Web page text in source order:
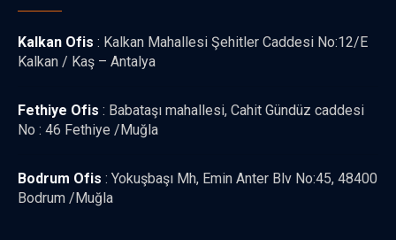
Kalkan Ofis : Kalkan Mahallesi Şehitler Caddesi No:12/E
Kalkan / Kaş – Antalya
Fethiye Ofis : Babataşı mahallesi, Cahit Gündüz caddesi
No : 46 Fethiye /Muğla
Bodrum Ofis : Yokuşbaşı Mh, Emin Anter Blv No:45, 48400
Bodrum /Muğla